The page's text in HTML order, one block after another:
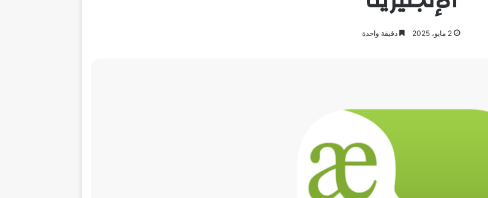
2 مايو، 2025 دقيقة واحدة